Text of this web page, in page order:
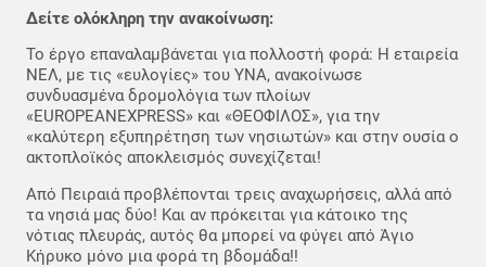
Δείτε ολόκληρη την ανακοίνωση:
Το έργο επαναλαμβάνεται για πολλοστή φορά: Η εταιρεία
ΝΕΛ, με τις «ευλογίες» του ΥΝΑ, ανακοίνωσε
συνδυασμένα δρομολόγια των πλοίων
«EUROPEANEXPRESS» και «ΘΕΟΦΙΛΟΣ», για την
«καλύτερη εξυπηρέτηση των νησιωτών» και στην ουσία ο
ακτοπλοϊκός αποκλεισμός συνεχίζεται!
Από Πειραιά προβλέπονται τρεις αναχωρήσεις, αλλά από
τα νησιά μας δύο! Και αν πρόκειται για κάτοικο της
νότιας πλευράς, αυτός θα μπορεί να φύγει από Άγιο
Κήρυκο μόνο μια φορά τη βδομάδα!!